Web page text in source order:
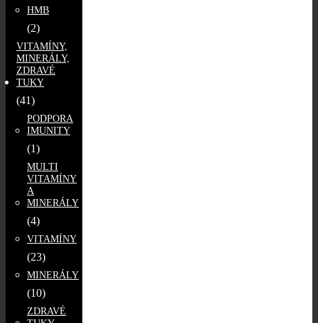
HMB
(2)
VITAMÍNY,
MINERÁLY,
ZDRAVÉ
TUKY
(41)
PODPORA
IMUNITY
(1)
MULTI
VITAMÍNY
A
MINERÁLY
(4)
VITAMÍNY
(23)
MINERÁLY
(10)
ZDRAVÉ